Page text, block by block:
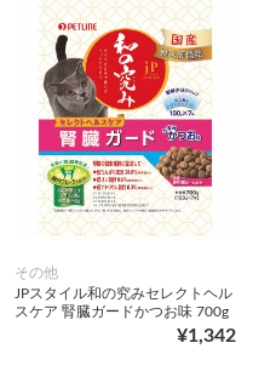
その他
JPスタイル和の究みセレクトヘル
スケア 腎臓ガードかつお味 700g
¥1,342